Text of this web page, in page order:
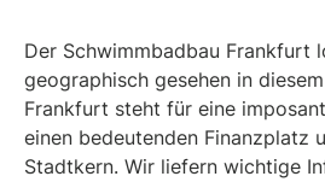
Der Schwimmbadbau Frankfurt
geographisch gesehen in
Frankfurt steht für eine
einen bedeutenden Finanzplatz
Stadtkern. Wir liefern wichtige